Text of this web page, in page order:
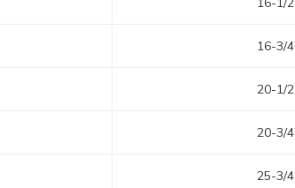
16-3/
20-1/
20-3/
25-3/